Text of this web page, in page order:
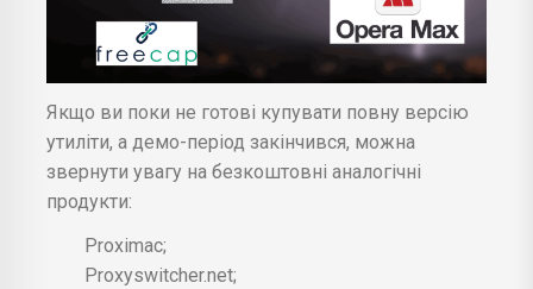
Якщо ви поки не готові купувати повну версію
утиліти, а демо-період закінчився, можна
звернути увагу на безкоштовні аналогічні
продукти:
Proximac;
Proxyswitcher.net;